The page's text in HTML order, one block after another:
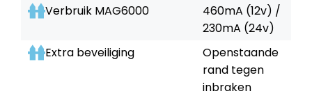
Verbruik MAG6000
460mA (12v) /
230mA (24v)
Extra beveiliging
Openstaande
rand tegen
inbraken